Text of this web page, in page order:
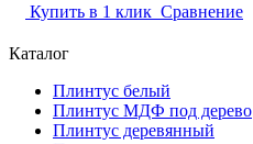
Купить в 1 клик Сравнение
Каталог
Плинтус белый
Плинтус МДФ под дерево
Плинтус деревянный